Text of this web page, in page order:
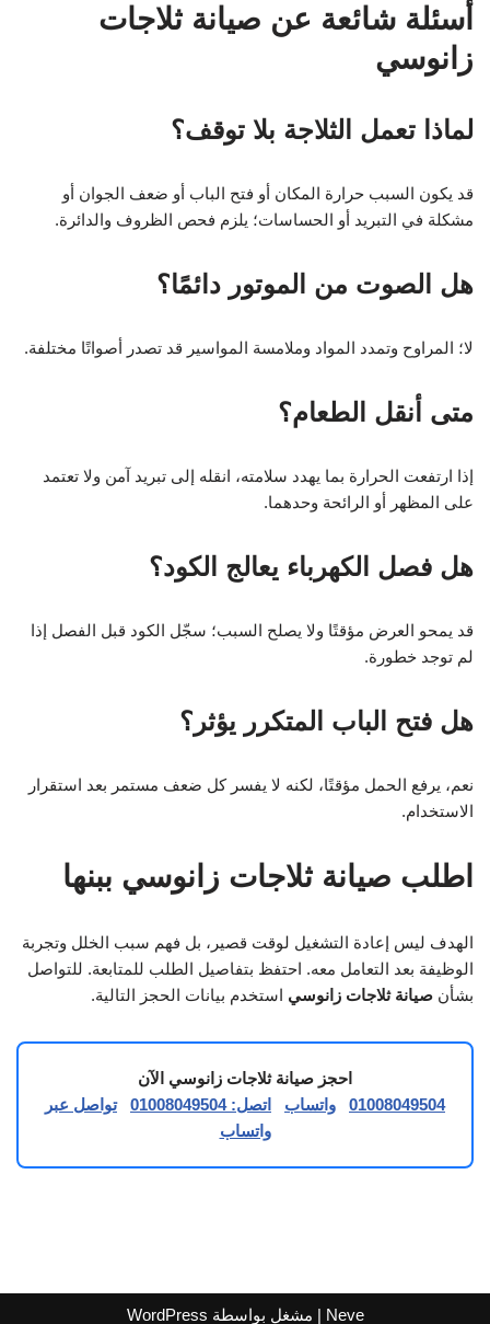
أسئلة شائعة عن صيانة ثلاجات
زانوسي
لماذا تعمل الثلاجة بلا توقف؟
قد يكون السبب حرارة المكان أو فتح الباب أو ضعف الجوان أو
مشكلة في التبريد أو الحساسات؛ يلزم فحص الظروف والدائرة.
هل الصوت من الموتور دائمًا؟
لا؛ المراوح وتمدد المواد وملامسة المواسير قد تصدر أصواتًا مختلفة.
متى أنقل الطعام؟
إذا ارتفعت الحرارة بما يهدد سلامته، انقله إلى تبريد آمن ولا تعتمد
على المظهر أو الرائحة وحدهما.
هل فصل الكهرباء يعالج الكود؟
قد يمحو العرض مؤقتًا ولا يصلح السبب؛ سجّل الكود قبل الفصل إذا
لم توجد خطورة.
هل فتح الباب المتكرر يؤثر؟
نعم، يرفع الحمل مؤقتًا، لكنه لا يفسر كل ضعف مستمر بعد استقرار
الاستخدام.
اطلب صيانة ثلاجات زانوسي ببنها
الهدف ليس إعادة التشغيل لوقت قصير، بل فهم سبب الخلل وتجربة
الوظيفة بعد التعامل معه. احتفظ بتفاصيل الطلب للمتابعة. للتواصل
بشأن صيانة ثلاجات زانوسي استخدم بيانات الحجز التالية.
احجز صيانة ثلاجات زانوسي الآن
01008049504
واتساب اتصل: 01008049504
تواصل عبر
واتساب
Neve | مشغل بواسطة WordPress